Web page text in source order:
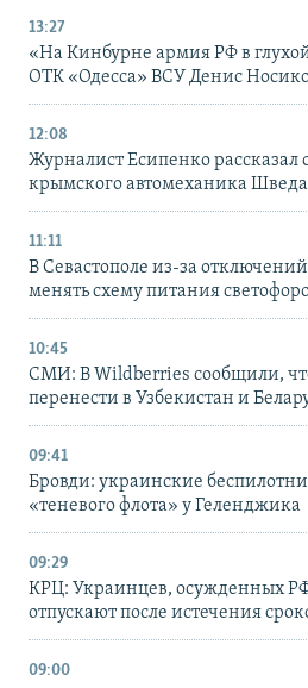
13:27
«На Кинбурне армия РФ в
ОТК «Одесса» ВСУ Денис
12:08
Журналист Есипенко рассказал
крымского автомеханика Шведа
11:11
В Севастополе из-за
менять схему питания
10:45
СМИ: В Wildberries сообщили,
перенести в Узбекистан и
09:41
Бровди: украинские
«теневого флота» у Геленджика
09:29
КРЦ: Украинцев, осужденных
отпускают после истечения
09:00